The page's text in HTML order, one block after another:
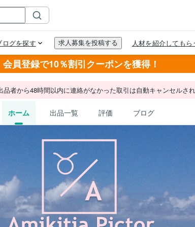
会員登録で10％割引クーポンを獲得！
者から48時間以内に連絡がなかった取引は自動キャンセルさ
ホーム 出品一覧 評価 ブログ